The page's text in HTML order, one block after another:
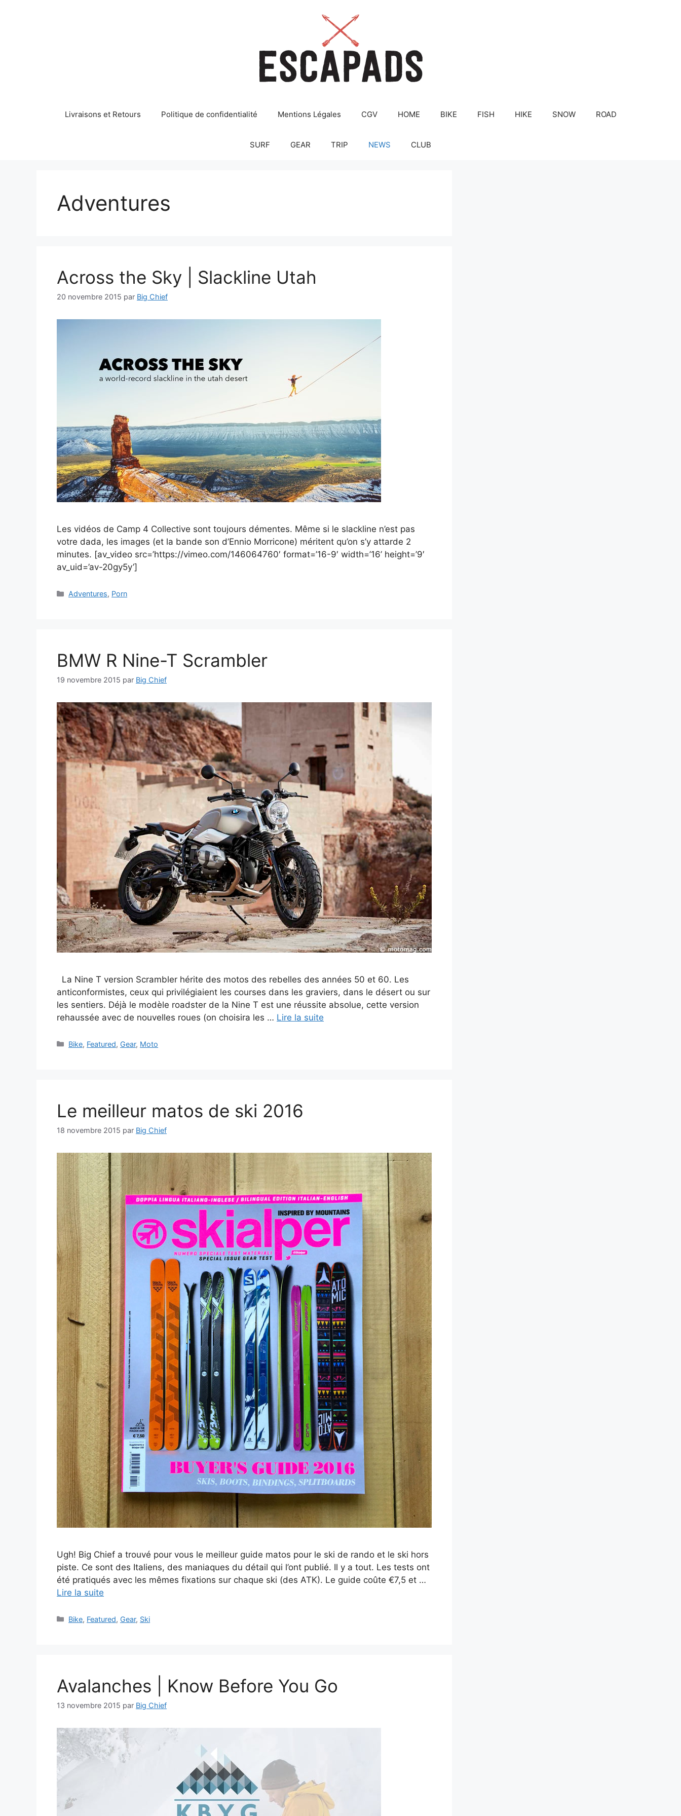
Livraisons et Retours Politique de confidentialité Mentions Légales CGV HOME BIKE FISH HIKE SNOW ROAD
SURF GEAR TRIP NEWS CLUB
Adventures
Across the Sky | Slackline Utah
20 novembre 2015 par Big Chief
Les vidéos de Camp 4 Collective sont toujours démentes. Même si le slackline n’est pas
votre dada, les images (et la bande son d’Ennio Morricone) méritent qu’on s’y attarde 2
minutes. [av_video src=’https://vimeo.com/146064760′ format=’16-9′ width=’16’ height=’9′
av_uid=’av-20gy5y’]
Catégories
Adventures, Porn
BMW R Nine-T Scrambler
19 novembre 2015 par Big Chief
La Nine T version Scrambler hérite des motos des rebelles des années 50 et 60. Les
anticonformistes, ceux qui privilégiaient les courses dans les graviers, dans le désert ou sur
les sentiers. Déjà le modèle roadster de la Nine T est une réussite absolue, cette version
rehaussée avec de nouvelles roues (on choisira les … Lire la suite
Catégories
Bike, Featured, Gear, Moto
Le meilleur matos de ski 2016
18 novembre 2015 par Big Chief
Ugh! Big Chief a trouvé pour vous le meilleur guide matos pour le ski de rando et le ski hors
piste. Ce sont des Italiens, des maniaques du détail qui l’ont publié. Il y a tout. Les tests ont
été pratiqués avec les mêmes fixations sur chaque ski (des ATK). Le guide coûte €7,5 et …
Lire la suite
Catégories
Bike, Featured, Gear, Ski
Avalanches | Know Before You Go
13 novembre 2015 par Big Chief